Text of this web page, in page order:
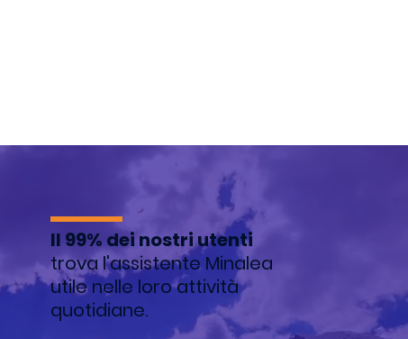
Il 99% dei nostri utenti
trova l'assistente Minalea
utile nelle loro attività
quotidiane.